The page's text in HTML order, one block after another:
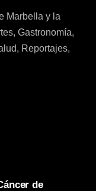
Marbella y la
Gastronomía,
Reportajes,
de